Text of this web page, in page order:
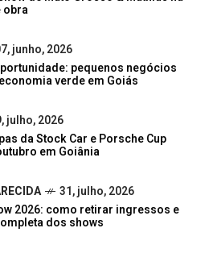
obra
junho, 2026
pequenos negócios
verde em Goiás
julho, 2026
da Stock Car e Porsche Cup
em Goiânia
31, julho, 2026
2026: como retirar ingressos e
dos shows